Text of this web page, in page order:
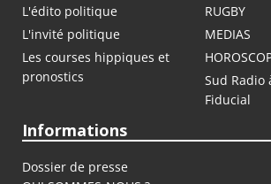
L'édito politique
RUGBY
L'invité politique
MEDIAS
Les courses hippiques et
pronostics
Sud Radio
Fiducial
Informations
Dossier de presse